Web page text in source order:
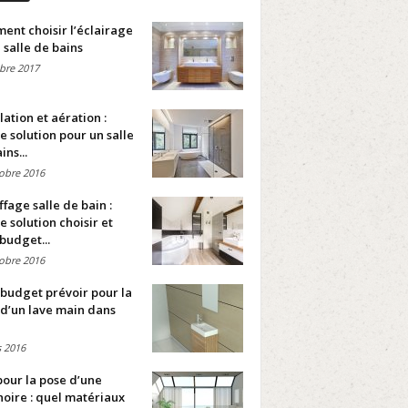
choisir l’éclairage
salle de bains
2017
et aération :
solution pour un salle
2016
salle de bain :
solution choisir et
2016
prévoir pour la
lave main dans
2016
la pose d’une
: quel matériaux